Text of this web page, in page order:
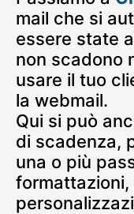
mail che si
essere state
non scadono
usare il tuo
la webmail.
Qui si può
di scadenza,
una o più
formattazioni,